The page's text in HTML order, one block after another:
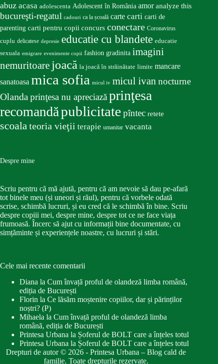
abuz acasa adolescenta Adolescent în România amor analyze this
bucureşti-regatul cadouri ca la școală carte carti carti de
parenting carti pentru copii concurs conectare Coronavirus
cuplu delicatese depresie educatie cu blandete educatie
sexuala emigrare evenimente copii fashion gradinita imagini
nemuritoare joacă la joacă în străinătate limite mancare
sanatoasa mica sofia micul iv micul ivan nocturne
Olandaprinţesa nu apreciazăprinţesa
recomandăpublicitate pîntec retete
scoalateoria vieţii terapie umanitar vacanta
Despre mine
Scriu pentru că mă ajută, pentru că am nevoie să dau pe-afară
tot binele meu (și uneori și răul), pentru că vorbele odată
scrise, schimbă lucruri, și eu cred că le schimbă în bine. Scriu
despre copiii mei, despre mine, despre tot ce ne face viața
frumoasă. Încerc să ajut cu informații bine documentate, cu
simțăminte și experiențele noastre, cu lucruri și stări.
Cele mai recente comentarii
Diana la Cum învață proful de olandeză limba română,
ediția de București
Florin la Ce lăsăm moștenire copiilor, dar și părinților
noștri? (P)
Mihaela la Cum învață proful de olandeză limba
română, ediția de București
Printesa Urbana la Șoferul de BOLT care a înțeles totul
Printesa Urbana la Șoferul de BOLT care a înțeles totul
Drepturi de autor © 2026 - Printesa Urbana – Blog cald de
familie. Toate drepturile rezervate.